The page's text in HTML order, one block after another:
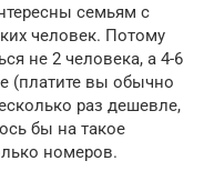
семьям с
человек. Потому
не 2 человека, а 4-6
(платите вы обычно
раз дешевле,
бы на такое
номеров.